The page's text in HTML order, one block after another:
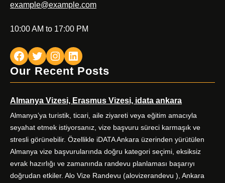
example@example.com
10:00 AM to 17:00 PM
Facebook Twitter Instagram LinkedIn
Our Recent Posts
Almanya Vizesi, Erasmus Vizesi, idata ankara
Almanya’ya turistik, ticari, aile ziyareti veya eğitim amacıyla
seyahat etmek istiyorsanız, vize başvuru süreci karmaşık ve
stresli görünebilir. Özellikle iDATA Ankara üzerinden yürütülen
Almanya vize başvurularında doğru kategori seçimi, eksiksiz
evrak hazırlığı ve zamanında randevu planlaması başarıyı
doğrudan etkiler. Alo Vize Randevu (alovizerandevu ), Ankara